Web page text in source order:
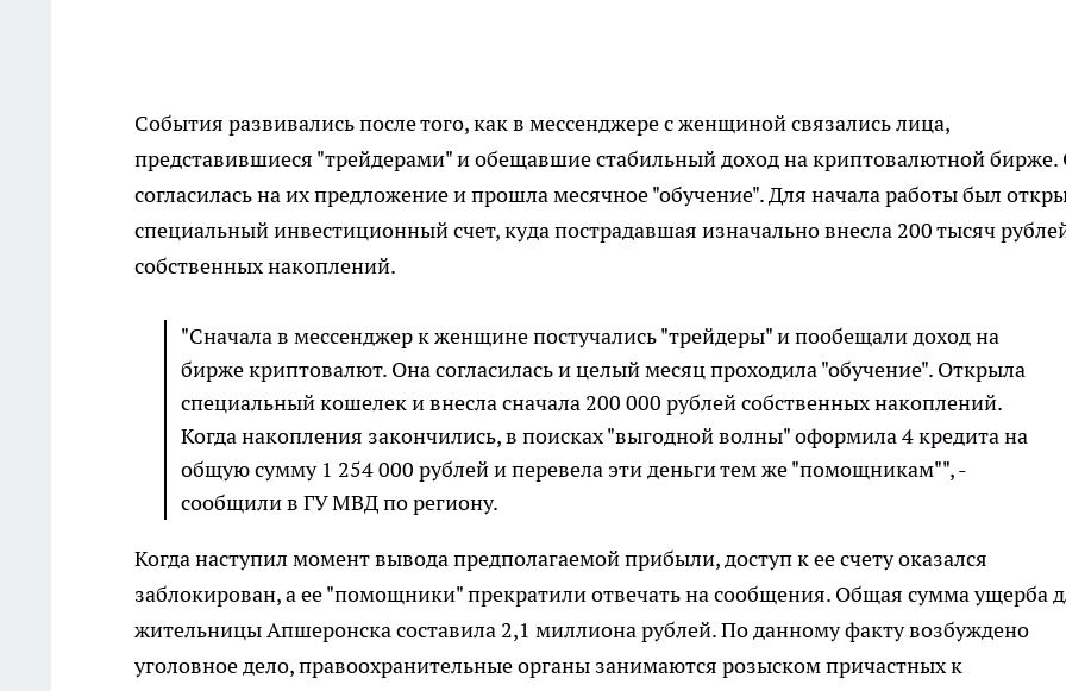
События развивались после того, как в мессенджере с женщиной связались лица,
представившиеся "трейдерами" и обещавшие стабильный доход на криптовалютной бирже.
согласилась на их предложение и прошла месячное "обучение". Для начала работы был
специальный инвестиционный счет, куда пострадавшая изначально внесла 200 тысяч
собственных накоплений.
"Сначала в мессенджер к женщине постучались "трейдеры" и пообещали доход на
бирже криптовалют. Она согласилась и целый месяц проходила "обучение". Открыла
специальный кошелек и внесла сначала 200 000 рублей собственных накоплений.
Когда накопления закончились, в поисках "выгодной волны" оформила 4 кредита на
общую сумму 1 254 000 рублей и перевела эти деньги тем же "помощникам"", -
сообщили в ГУ МВД по региону.
Когда наступил момент вывода предполагаемой прибыли, доступ к ее счету оказался
заблокирован, а ее "помощники" прекратили отвечать на сообщения. Общая сумма ущерба
жительницы Апшеронска составила 2,1 миллиона рублей. По данному факту возбуждено
уголовное дело, правоохранительные органы занимаются розыском причастных к